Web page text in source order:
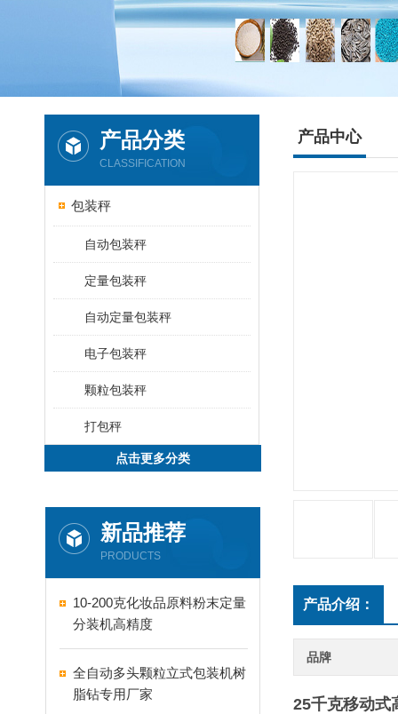
产品分类
CLASSIFICATION
包装秤
自动包装秤
定量包装秤
自动定量包装秤
电子包装秤
颗粒包装秤
打包秤
点击更多分类
新品推荐
PRODUCTS
10-200克化妆品原料粉末定量
分装机高精度
全自动多头颗粒立式包装机树
脂钻专用厂家
产品中心
产品介绍：
品牌
25千克移动式